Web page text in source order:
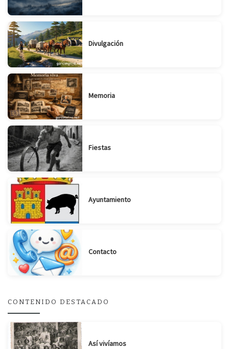
Divulgación
Memoria
Fiestas
Ayuntamiento
Contacto
CONTENIDO DESTACADO
Así vivíamos
Suscribirse